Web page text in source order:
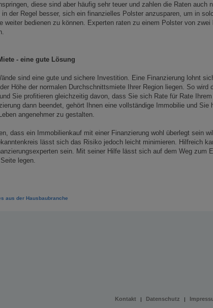
diese sind aber häufig sehr teuer und zahlen die Raten auch
der Regel besser, sich ein finanzielles Polster anzusparen, um in
weiter bedienen zu können. Experten raten zu einem Polster von zwei
- eine gute Lösung
sind eine gute und sichere Investition. Eine Finanzierung lohnt
Höhe der normalen Durchschnittsmiete Ihrer Region liegen. So wird
Sie profitieren gleichzeitig davon, dass Sie sich Rate für Rate
dann beendet, gehört Ihnen eine vollständige Immobilie und Sie
angenehmer zu gestalten.
dass ein Immobilienkauf mit einer Finanzierung wohl überlegt sein
lässt sich das Risiko jedoch leicht minimieren. Hilfreich
sein. Mit seiner Hilfe lässt sich auf dem Weg zum
legen.
aus der Hausbaubranche
Kontakt | Datenschutz |